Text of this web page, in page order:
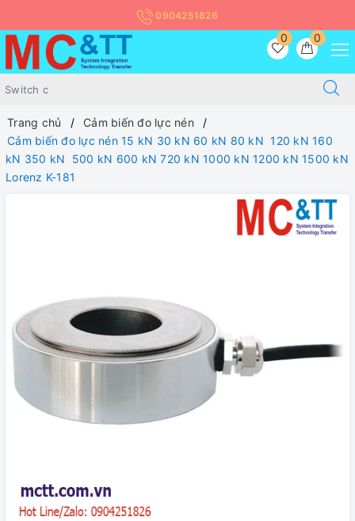
0904251826
0
0
Trang chủ
Cảm biến đo lực nén
Cảm biến đo lực nén 15 kN 30 kN 60 kN 80 kN 120 kN 160
kN 350 kN 500 kN 600 kN 720 kN 1000 kN 1200 kN 1500 kN
Lorenz K-181